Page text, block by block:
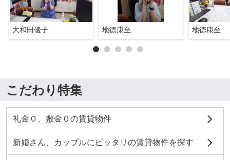
大和田優子 地徳康至 地徳康至
こだわり特集
礼金０、敷金０の賃貸物件
新婚さん、カップルにピッタリの賃貸物件を探す